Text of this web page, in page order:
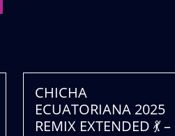
CHICHA
ECUATORIANA 2025
REMIX EXTENDED 💃 –